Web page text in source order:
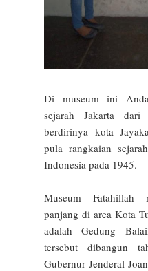
Di museum ini
sejarah Jakarta dari
berdirinya kota
pula rangkaian
Indonesia pada 1945.
Museum Fatahillah
panjang di area Kota
adalah Gedung
tersebut dibangun
Gubernur Jenderal